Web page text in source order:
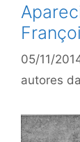
05/11/
autores